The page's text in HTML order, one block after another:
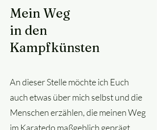
Mein Weg
in den
Kampfkünsten
An dieser Stelle möchte ich Euch
auch etwas über mich selbst und die
Menschen erzählen, die meinen Weg
im Karatedo maßgeblich geprägt